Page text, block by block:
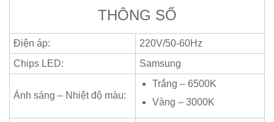
THÔNG SỐ
Điện áp:
220V/50-60Hz
Chips LED:
Samsung
Ánh sáng – Nhiệt độ màu:
Trắng – 6500K
Vàng – 3000K